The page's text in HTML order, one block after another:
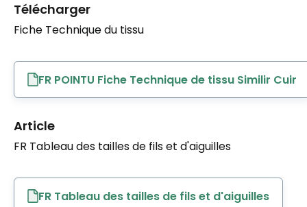
Télécharger
Fiche Technique du tissu
FR POINTU Fiche Technique de tissu Similir Cuir
Article
FR Tableau des tailles de fils et d'aiguilles
FR Tableau des tailles de fils et d'aiguilles